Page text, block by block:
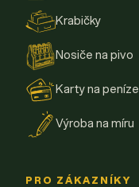
Krabičky
Nosiče na pivo
Karty na peníze
Výroba na míru
PRO ZÁKAZNÍKY